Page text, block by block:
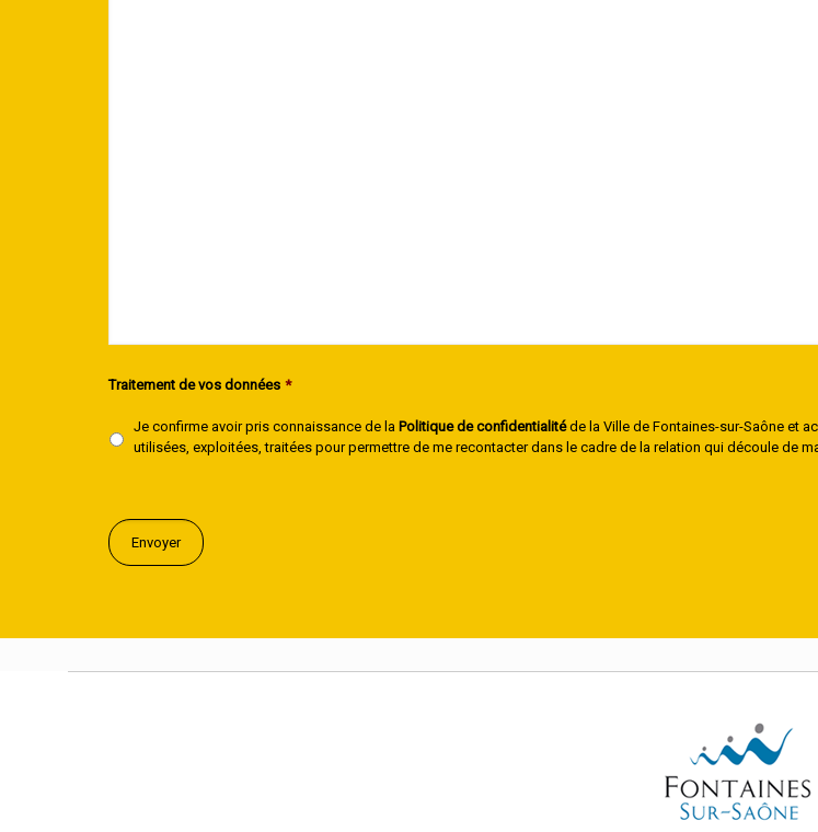
Traitement de vos données *
Je confirme avoir pris connaissance de la Politique de confidentialitéde la Ville de Fontaines-sur-Saône et
utilisées, exploitées, traitées pour permettre de me recontacter dans le cadre de la relation qui découle de